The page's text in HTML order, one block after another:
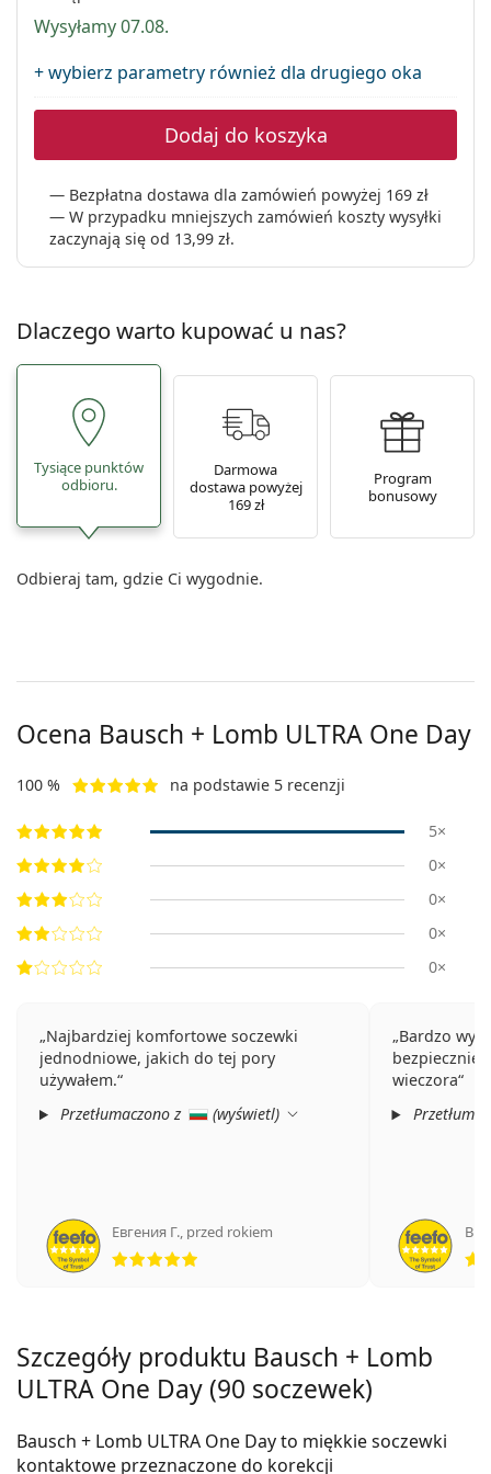
Wysyłamy 07.08.
+ wybierz parametry również dla drugiego oka
Dodaj do koszyka
Bezpłatna dostawa dla zamówień powyżej 169 zł
W przypadku mniejszych zamówień koszty wysyłki
zaczynają się od 13,99 zł.
Dlaczego warto kupować u nas?
Tysiące punktów
odbioru.
Darmowa
dostawa powyżej
169 zł
Program
bonusowy
Odbieraj tam, gdzie Ci wygodnie.
Ocena Bausch + Lomb ULTRA One Day
100 % na podstawie 5 recenzji
5×
0×
0×
0×
0×
Najbardziej komfortowe soczewki
jednodniowe, jakich do tej pory
używałem.
Przetłumaczono z
(wyświetl)
Евгения Г., przed rokiem
Bardzo
bezpiecznie
wieczora
Szczegóły produktu Bausch + Lomb
ULTRA One Day (90 soczewek)
Bausch + Lomb ULTRA One Day to miękkie soczewki
kontaktowe przeznaczone do korekcji